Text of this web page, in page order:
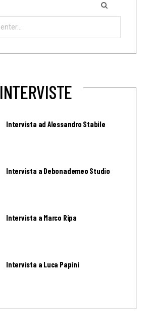
INTERVISTE
Intervista ad Alessandro Stabile
Intervista a Debonademeo Studio
Intervista a Marco Ripa
Intervista a Luca Papini